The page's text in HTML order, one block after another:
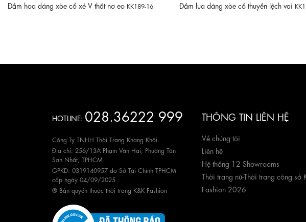
Đầm hoa dáng xòe cổ xẻ V thắt nơ eo KK189-16
Đầm lụa dáng xòe cổ thuyền lệch vai
HOTLINE: 028.36222 999
Công Ty TNHH Thời Trang Khang Khôi
Địa chỉ: 256/13A Phạm Văn Hai, Phường Tân
Sơn Nhất, TPHCM
GPKD: 0319140957 do Sở Tài Chính TPHCM
cấp ngày 04/09/2025
® Bản quyền thuộc thời trang K&K Fashion
THÔNG TIN LIÊN HỆ
Về chúng tôi
Liên hệ
Hệ thống 12 Showrooms
Thời trang nữ-Thời trang công sở
Fashion 2026